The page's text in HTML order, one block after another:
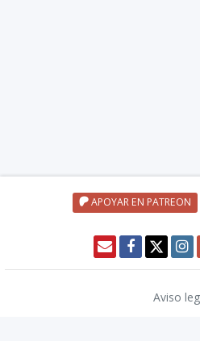
APOYAR EN PATREON
Aviso